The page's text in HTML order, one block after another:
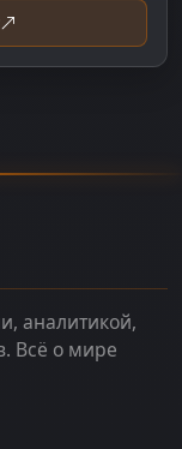
аналитикой,
Всё о мире